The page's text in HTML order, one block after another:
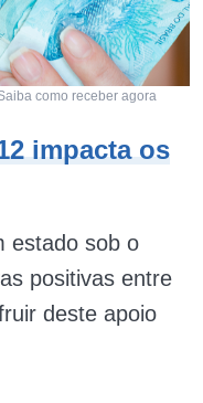
como receber agora
impacta os
estado sob o
positivas entre
deste apoio